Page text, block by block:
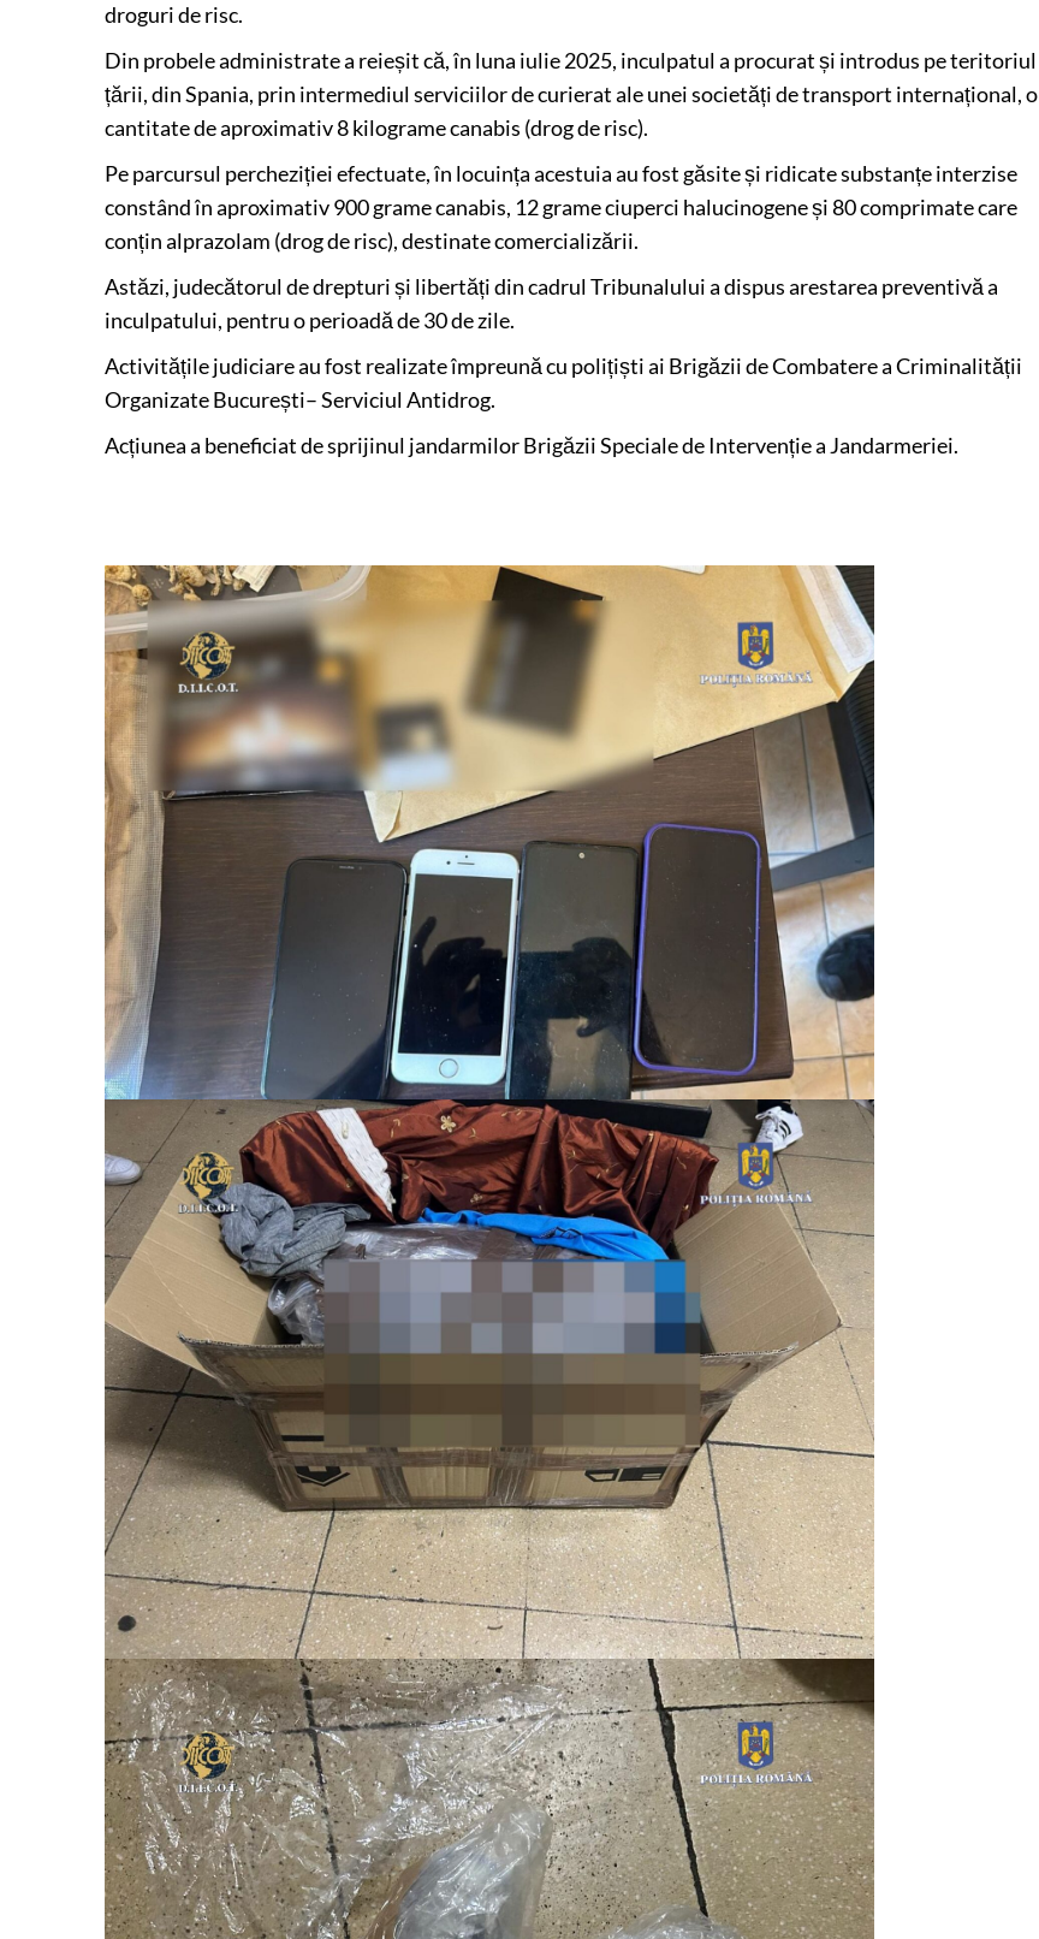
droguri de risc.
Din probele administrate a reieșit că, în luna iulie 2025, inculpatul a procurat și introdus pe teritoriul
țării, din Spania, prin intermediul serviciilor de curierat ale unei societăți de transport internațional, o
cantitate de aproximativ 8 kilograme canabis (drog de risc).
Pe parcursul percheziției efectuate, în locuința acestuia au fost găsite și ridicate substanțe interzise
constând în aproximativ 900 grame canabis, 12 grame ciuperci halucinogene și 80 comprimate care
conțin alprazolam (drog de risc), destinate comercializării.
Astăzi, judecătorul de drepturi și libertăți din cadrul Tribunalului a dispus arestarea preventivă a
inculpatului, pentru o perioadă de 30 de zile.
Activitățile judiciare au fost realizate împreună cu polițiști ai Brigăzii de Combatere a Criminalității
Organizate București– Serviciul Antidrog.
Acțiunea a beneficiat de sprijinul jandarmilor Brigăzii Speciale de Intervenție a Jandarmeriei.